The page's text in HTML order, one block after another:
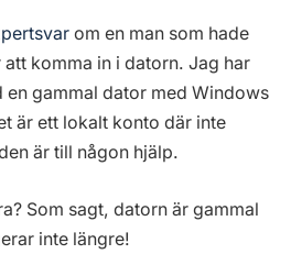
om en man som hade
komma in i datorn. Jag har
en gammal dator med Windows
är ett lokalt konto där inte
är till någon hjälp.
Som sagt, datorn är gammal
inte längre!